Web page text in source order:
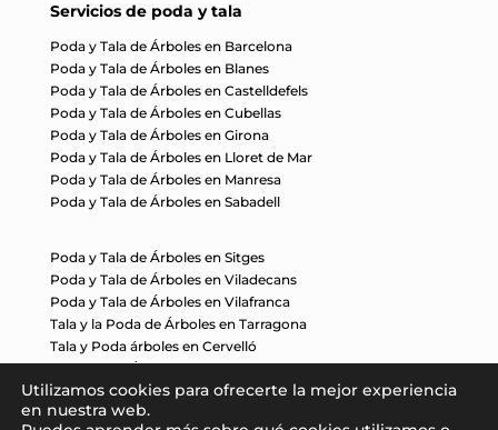
Servicios de poda y tala
Poda y Tala de Árboles en Barcelona
Poda y Tala de Árboles en Blanes
Poda y Tala de Árboles en Castelldefels
Poda y Tala de Árboles en Cubellas
Poda y Tala de Árboles en Girona
Poda y Tala de Árboles en Lloret de Mar
Poda y Tala de Árboles en Manresa
Poda y Tala de Árboles en Sabadell
Poda y Tala de Árboles en Sitges
Poda y Tala de Árboles en Viladecans
Poda y Tala de Árboles en Vilafranca
Tala y la Poda de Árboles en Tarragona
Tala y Poda árboles en Cervelló
Tala y Poda Árboles en Mataró
Tala y Poda Árboles en Pineda de Mar
Tala y Poda Árboles en Premià de Mar
Utilizamos cookies para ofrecerte la mejor experiencia
en nuestra web.